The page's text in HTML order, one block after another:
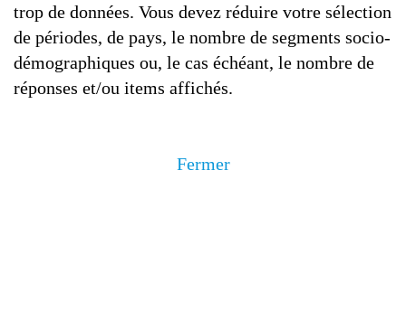
trop de données. Vous devez réduire votre sélection
de périodes, de pays, le nombre de segments socio-
démographiques ou, le cas échéant, le nombre de
réponses et/ou items affichés.
Fermer